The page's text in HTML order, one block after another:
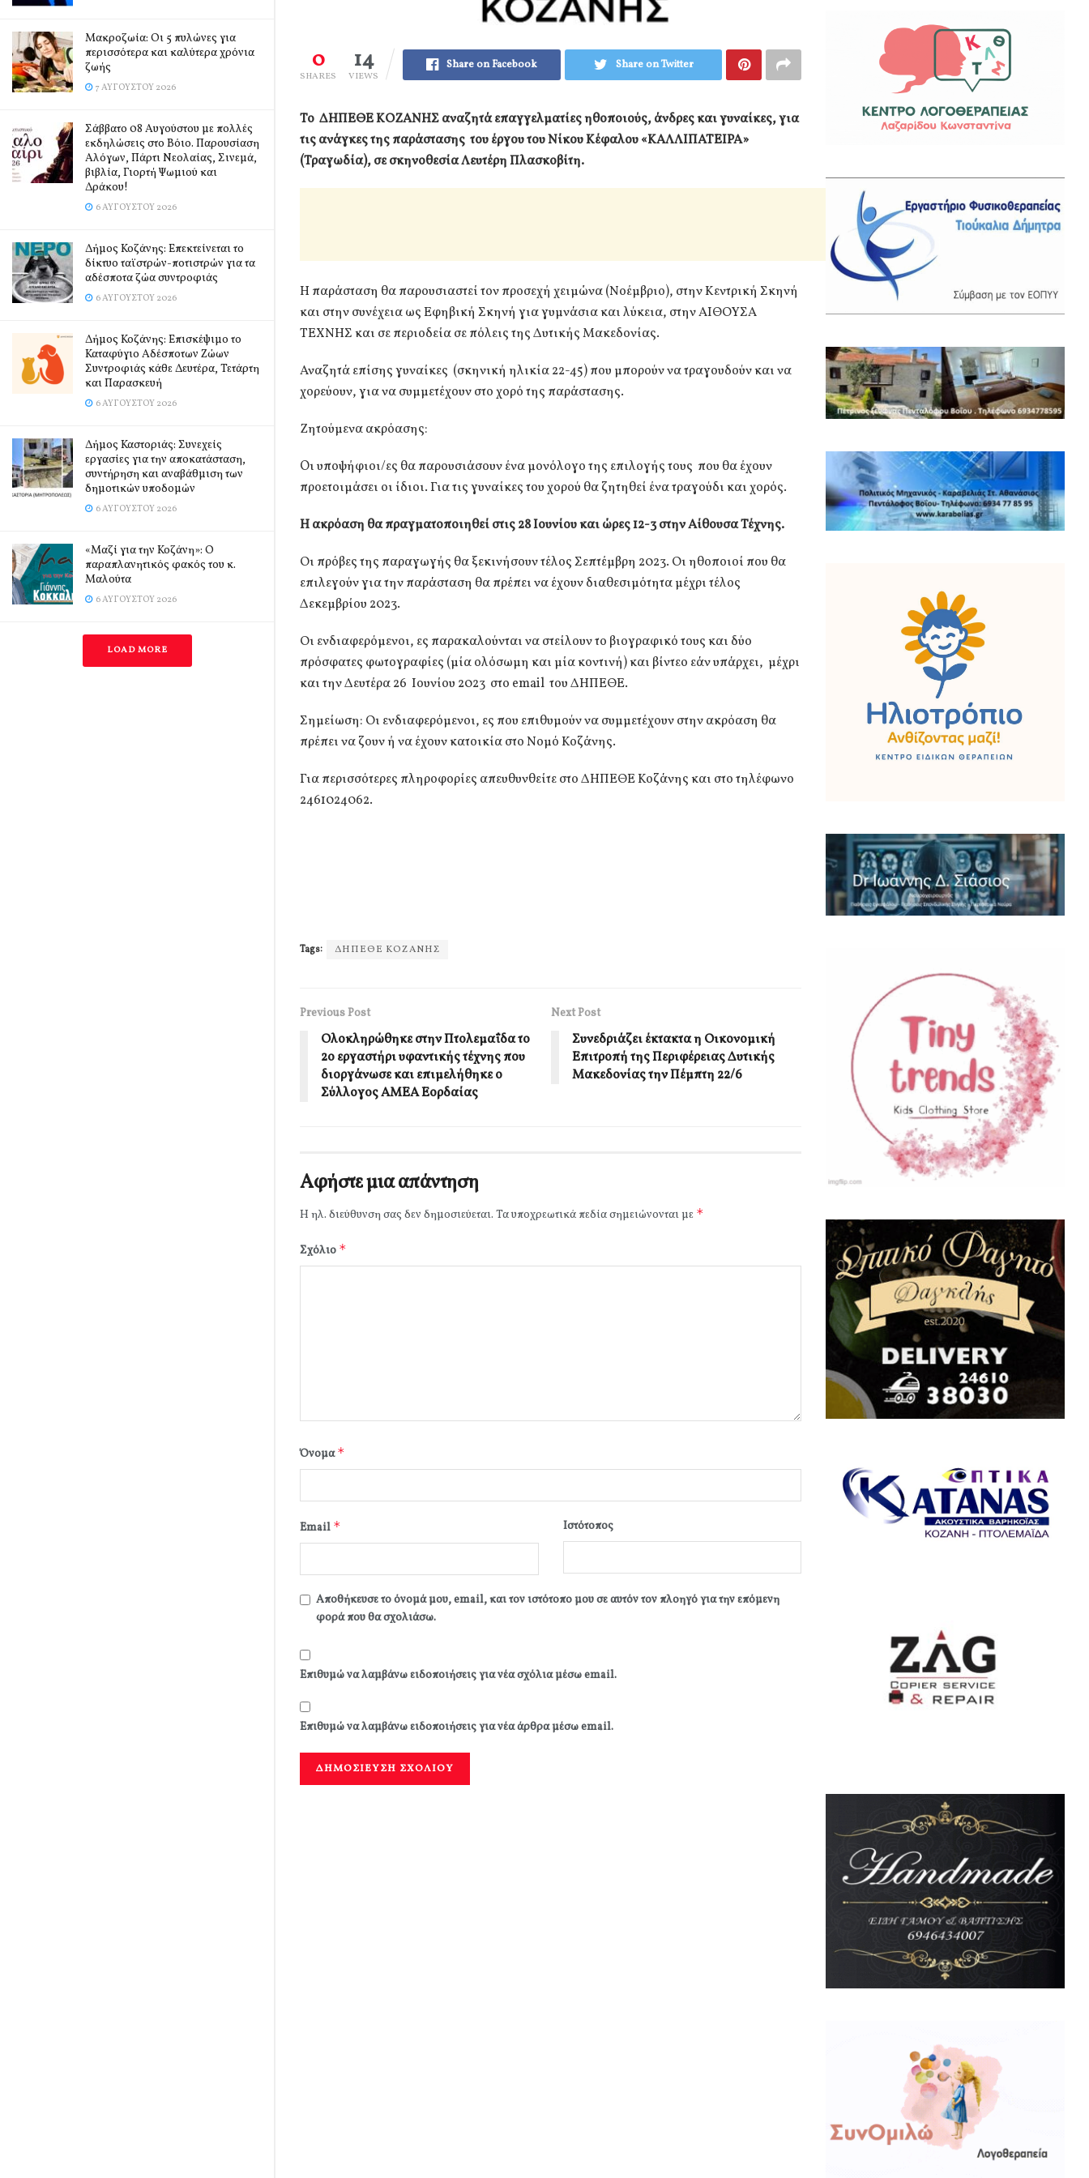
Mακροζωία: Οι 5 πυλώνες για
περισσότερα και καλύτερα χρόνια
ζωής
7 ΑΥΓΟΎΣΤΟΥ 2026
Σάββατο 08 Αυγούστου με πολλές
εκδηλώσεις στο Βόιο. Παρουσίαση
Αλόγων, Πάρτι Νεολαίας, Σινεμά,
βιβλία, Γιορτή Ψωμιού και
Δράκου!
6 ΑΥΓΟΎΣΤΟΥ 2026
Δήμος Κοζάνης: Επεκτείνεται το
δίκτυο ταϊστρών-ποτιστρών για τα
αδέσποτα ζώα συντροφιάς
6 ΑΥΓΟΎΣΤΟΥ 2026
Δήμος Κοζάνης: Επισκέψιμο το
Καταφύγιο Αδέσποτων Ζώων
Συντροφιάς κάθε Δευτέρα, Τετάρτη
και Παρασκευή
6 ΑΥΓΟΎΣΤΟΥ 2026
Δήμος Καστοριάς: Συνεχείς
εργασίες για την αποκατάσταση,
συντήρηση και αναβάθμιση των
δημοτικών υποδομών
6 ΑΥΓΟΎΣΤΟΥ 2026
«Μαζί για την Κοζάνη»: Ο
παραπλανητικός φακός του κ.
Μαλούτα
6 ΑΥΓΟΎΣΤΟΥ 2026
LOAD MORE
0
SHARES
14
VIEWS
Share on Facebook Share on Twitter
Το ΔΗΠΕΘΕ ΚΟΖΑΝΗΣ αναζητά επαγγελματίες ηθοποιούς, άνδρες και γυναίκες, για
τις ανάγκες της παράστασης του έργου του Νίκου Κέφαλου «ΚΑΛΛΙΠΑΤΕΙΡΑ»
(Τραγωδία), σε σκηνοθεσία Λευτέρη Πλασκοβίτη.
Η παράσταση θα παρουσιαστεί τον προσεχή χειμώνα (Νοέμβριο), στην Κεντρική Σκηνή
και στην συνέχεια ως Εφηβική Σκηνή για γυμνάσια και λύκεια, στην ΑΙΘΟΥΣΑ
ΤΕΧΝΗΣ και σε περιοδεία σε πόλεις της Δυτικής Μακεδονίας.
Αναζητά επίσης γυναίκες (σκηνική ηλικία 22-45) που μπορούν να τραγουδούν και να
χορεύουν, για να συμμετέχουν στο χορό της παράστασης.
Ζητούμενα ακρόασης:
Oι υποψήφιοι/ες θα παρουσιάσουν ένα μονόλογο της επιλογής τους που θα έχουν
προετοιμάσει οι ίδιοι. Για τις γυναίκες του χορού θα ζητηθεί ένα τραγούδι και χορός.
Η ακρόαση θα πραγματοποιηθεί στις 28 Ιουνίου και ώρες 12-3 στην Αίθουσα Τέχνης.
Οι πρόβες της παραγωγής θα ξεκινήσουν τέλος Σεπτέμβρη 2023. Οι ηθοποιοί που θα
επιλεγούν για την παράσταση θα πρέπει να έχουν διαθεσιμότητα μέχρι τέλος
Δεκεμβρίου 2023.
Οι ενδιαφερόμενοι, ες παρακαλούνται να στείλουν το βιογραφικό τους και δύο
πρόσφατες φωτογραφίες (μία ολόσωμη και μία κοντινή) και βίντεο εάν υπάρχει, μέχρι
και την Δευτέρα 26 Ιουνίου 2023 στο email του ΔΗΠΕΘΕ.
Σημείωση: Οι ενδιαφερόμενοι, ες που επιθυμούν να συμμετέχουν στην ακρόαση θα
πρέπει να ζουν ή να έχουν κατοικία στο Νομό Κοζάνης.
Για περισσότερες πληροφορίες απευθυνθείτε στο ΔΗΠΕΘΕ Κοζάνης και στο τηλέφωνο
2461024062.
Tags: ΔΗΠΕΘΕ ΚΟΖΑΝΗΣ
Previous Post
Ολοκληρώθηκε στην Πτολεμαΐδα το
2ο εργαστήρι υφαντικής τέχνης που
διοργάνωσε και επιμελήθηκε ο
Σύλλογος ΑΜΕΑ Εορδαίας
Next Post
Συνεδριάζει έκτακτα η Οικονομική
Επιτροπή της Περιφέρειας Δυτικής
Μακεδονίας την Πέμπτη 22/6
Αφήστε μια απάντηση
Η ηλ. διεύθυνση σας δεν δημοσιεύεται. Τα υποχρεωτικά πεδία σημειώνονται με *
Σχόλιο *
Όνομα*
Email * Ιστότοπος
Αποθήκευσε το όνομά μου, email, και τον ιστότοπο μου σε αυτόν τον πλοηγό για την επόμενη
φορά που θα σχολιάσω.
Επιθυμώ να λαμβάνω ειδοποιήσεις για νέα σχόλια μέσω email.
Επιθυμώ να λαμβάνω ειδοποιήσεις για νέα άρθρα μέσω email.